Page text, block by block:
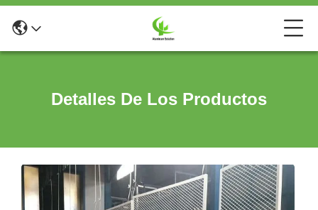
Detalles De Los Productos